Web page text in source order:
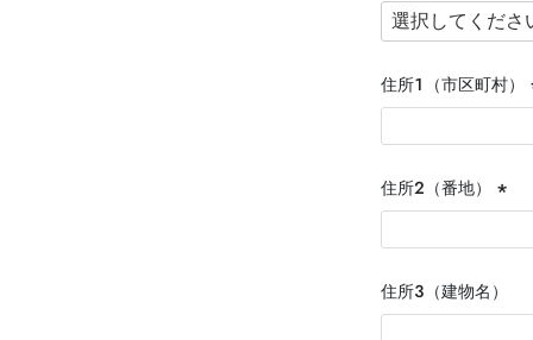
(必
須)
住所１（市区町村）
住所２（番地）
(必
須)
住所３（建物名）